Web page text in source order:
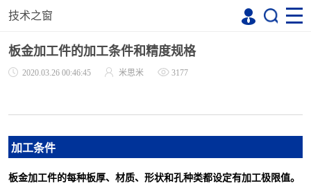
技术之窗
板金加工件的加工条件和精度规格
2020.03.26 00:46:45 米思米 3177
加工条件
板金加工件的每种板厚、材质、形状和孔种类都设定有加工极限值。